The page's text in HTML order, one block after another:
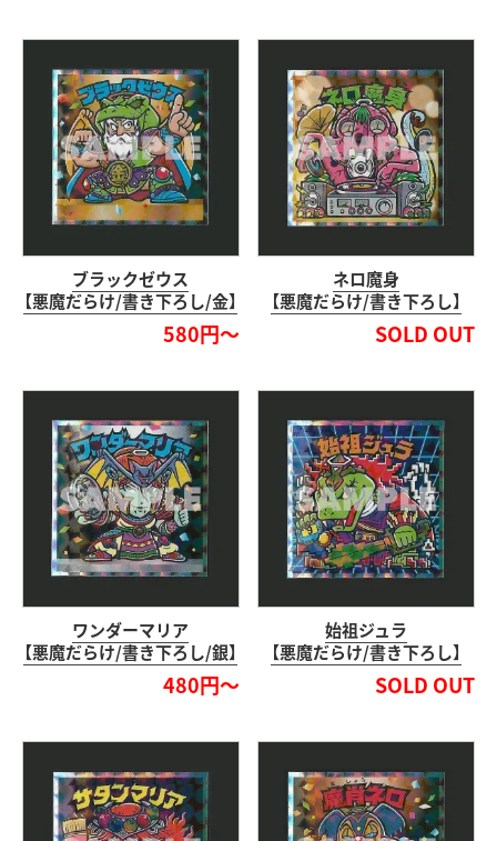
ブラックゼウス
【悪魔だらけ/書き下ろし/金】
580円～
ネロ魔身
【悪魔だらけ/書き下ろし】
SOLD OUT
ワンダーマリア
【悪魔だらけ/書き下ろし/銀】
480円～
始祖ジュラ
【悪魔だらけ/書き下ろし】
SOLD OUT